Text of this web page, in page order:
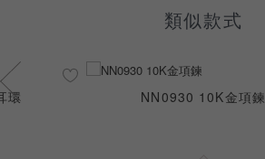
類似款式
環
NN0930 10K金項鍊